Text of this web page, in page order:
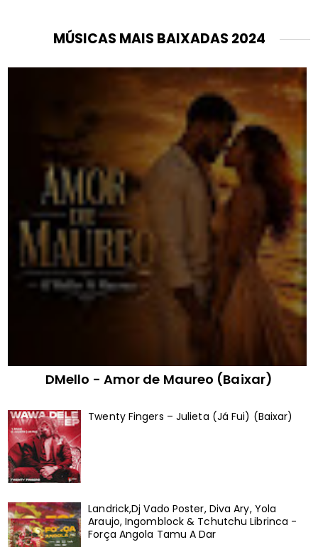
MÚSICAS MAIS BAIXADAS 2024
DMello - Amor de Maureo (Baixar)
Twenty Fingers – Julieta (Já Fui) (Baixar)
Landrick,Dj Vado Poster, Diva Ary, Yola
Araujo, Ingomblock & Tchutchu Librinca -
Força Angola Tamu A Dar